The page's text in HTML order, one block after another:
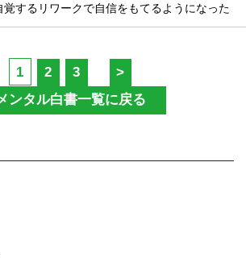
覚するリワークで自信をもてるようになった
1 2 3
>
ンタル白書一覧に戻る